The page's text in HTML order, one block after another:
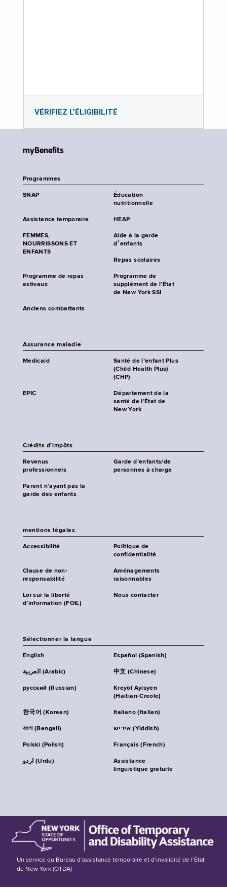
VÉRIFIEZ L’ÉLIGIBILITÉ
myBenefits
Programmes
SNAP
Éducation
nutritionnelle
Assistance temporaire HEAP
FEMMES,
NOURRISSONS ET
ENFANTS
Aide à la garde
d׳enfants
Repas scolaires
Programme de repas
estivaux
Programme de
supplément de l’État
de New York SSI
Anciens combattants
Assurance maladie
Medicaid
Santé de l’enfant Plus
(Child Health Plus)
(CHP)
EPIC
Département de la
santé de l’État de
New York
Crédits d’impôts
Revenus
professionnels
Garde d’enfants/de
personnes à charge
Parent n’ayant pas la
garde des enfants
mentions légales
Accessibilité
Politique de
confidentialité
Clause de non-
responsabilité
Aménagements
raisonnables
Loi sur la liberté
d’information (FOIL)
Nous contacter
Sélectionner la langue
English Español (Spanish)
العربية (Arabic) 中文 (Chinese)
русский (Russian)
Kreyòl Ayisyen
(Haitian-Creole)
한국어 (Korean) Italiano (Italian)
বাংলা (Bengali) אידיש (Yiddish)
Polski (Polish) Français (French)
اردو (Urdu)
Assistance
linguistique gratuite
Un service du Bureau d’assistance temporaire et d’invalidité de l’État
de New York (OTDA)